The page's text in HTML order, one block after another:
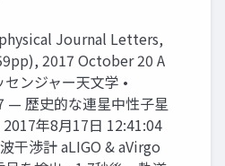
Journal Letters,
2017 October 20 A
ンジャー天文学 •
— 歴史的な連星中性子星
2017年8月17日 12:41:04
干渉計 aLIGO & aVirgo